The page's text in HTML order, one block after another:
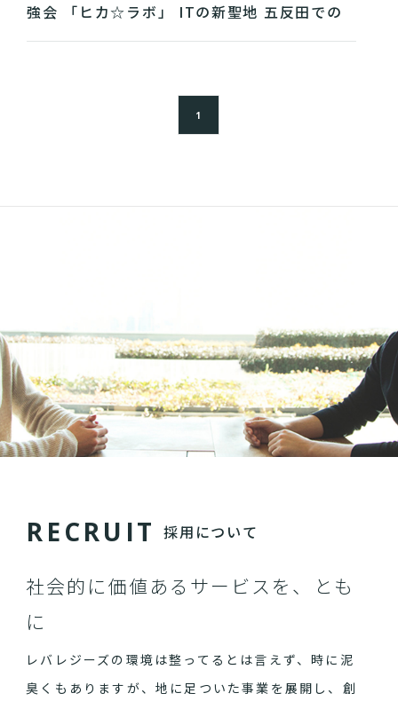
強会 「ヒカ☆ラボ」 ITの新聖地 五反田での
出張開催が決定！
1
RECRU IT 採用について
社会的に価値あるサービスを、とも
に
レバレジーズの環境は整ってるとは言えず、時に泥
臭くもありますが、地に足ついた事業を展開し、創